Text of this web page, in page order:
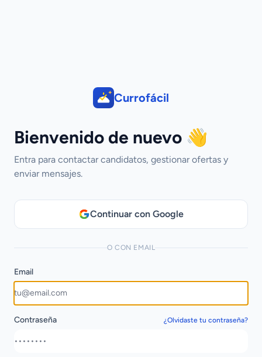
Currofácil
Bienvenido de nuevo 👋
Entra para contactar candidatos, gestionar ofertas y
enviar mensajes.
Continuar con Google
O CON EMAIL
Email
Contraseña ¿Olvidaste tu contraseña?